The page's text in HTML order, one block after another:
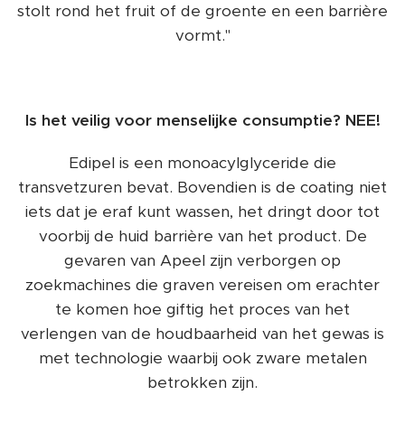
stolt rond het fruit of de groente en een barrière
vormt."
Is het veilig voor menselijke consumptie? NEE!
Edipel is een monoacylglyceride die
transvetzuren bevat. Bovendien is de coating niet
iets dat je eraf kunt wassen, het dringt door tot
voorbij de huid barrière van het product. De
gevaren van Apeel zijn verborgen op
zoekmachines die graven vereisen om erachter
te komen hoe giftig het proces van het
verlengen van de houdbaarheid van het gewas is
met technologie waarbij ook zware metalen
betrokken zijn.